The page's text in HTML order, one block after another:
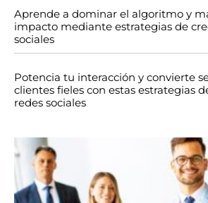
Aprende a dominar el algoritmo y
impacto mediante estrategias de
sociales
Potencia tu interacción y convierte
clientes fieles con estas estrategias
redes sociales